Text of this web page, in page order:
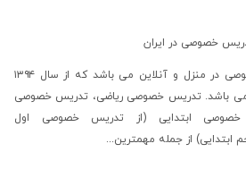
خصوصی در ایران
در منزل و آنلاین
می باشد که از سال ۱۳۹۴
باشد.تدریس خصوصی ریاضی، تدریس خصوصی
ابتدایی (از
تدریس خصوصی اول
) از جمله مهمترین...